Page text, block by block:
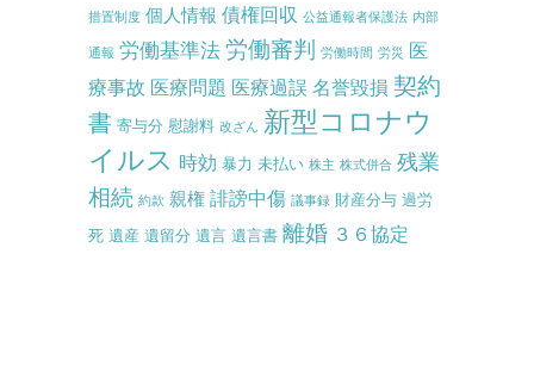
措置制度 個人情報 債権回収 公益通報者保護法 内部
通報 労働基準法 労働審判 労働時間 労災
医
療事故 医療問題 医療過誤 名誉毀損 契約
書 寄与分 慰謝料 改ざん 新型コロナウ
イルス 時効 暴力 未払い 株主 株式併合 残業
相続 約款 親権 誹謗中傷 議事録 財産分与 過労
死 遺産 遺留分 遺言 遺言書 離婚 ３６協定